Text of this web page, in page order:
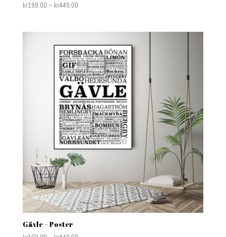
kr199.00 – kr449.00
Gävle – Poster